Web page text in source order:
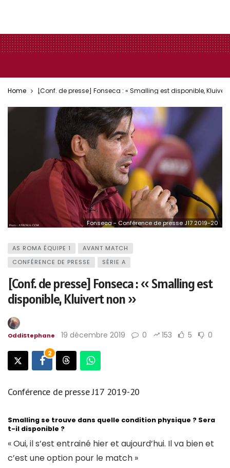
Home [Conf. de presse] Fonseca : « Smalling est disponible, Kluivert
Fonseca - Conférence de presse J17 2019-20
AS ROMA ÉQUIPE 1
AVANT MATCH
CONFÉRENCE DE PRESSE
SÉRIE A
[Conf. de presse] Fonseca : « Smalling est
disponible, Kluivert non »
OddiStephane 19 décembre 2019 0 153 5 0
2
Conférence de presse J17 2019-20
Smalling se trouve dans quelle condition physique ? Sera
t-il disponible ?
« Oui, il s’est entrainé hier et aujourd’hui. Il va bien et
c’est une option pour le match »